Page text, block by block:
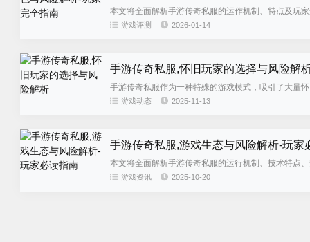
本文将全面解析手游传奇私服的运作机制、特点及玩
游戏评测 2026-01-14
手游传奇私服,怀旧玩家的选择与风险解
手游传奇私服作为一种特殊的游戏模式，吸引了大量
服务器，帮助玩家了解这一现象并...
游戏动态 2025-11-13
手游传奇私服,游戏生态与风险解析-玩家
本文将全面解析手游传奇私服的运行机制、技术特点
环境的建议。...
游戏资讯 2025-10-20